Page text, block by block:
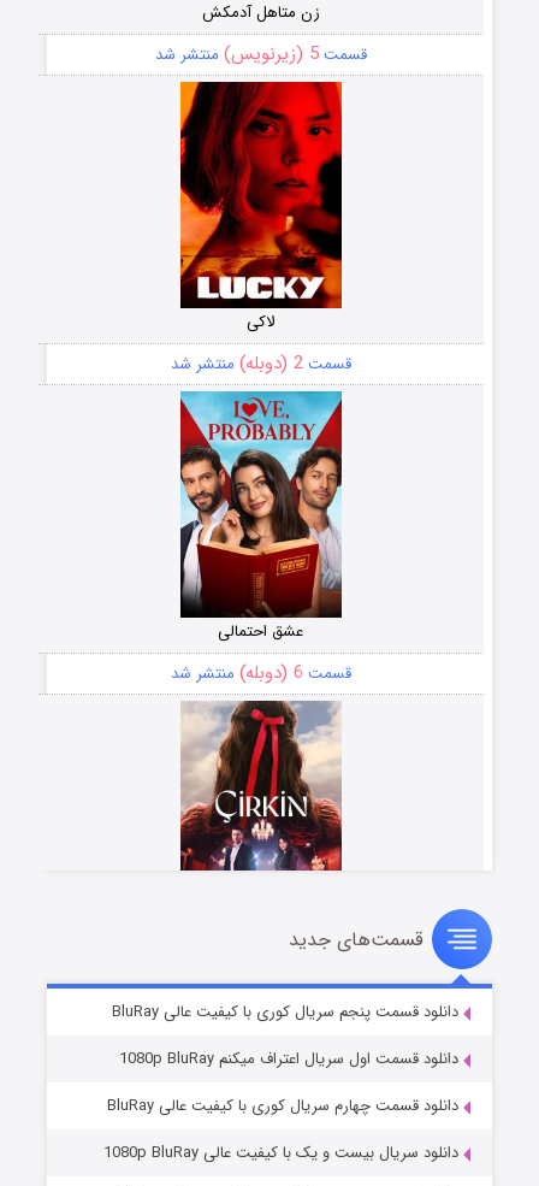
زن متاهل آدمکش
قسمت5 (زیرنویس) منتشر شد
لاکی
قسمت2 (دوبله) منتشر شد
عشق احتمالی
قسمت 6 (دوبله) منتشر شد
سریال زشت
قسمت5 (زیرنویس) منتشر شد
قسمت‌های جدید
دانلود قسمت پنجم سریال کوری با کیفیت عالی BluRay
دانلود قسمت اول سریال اعتراف میکنم 1080p BluRay
دانلود قسمت چهارم سریال کوری با کیفیت عالی BluRay
دانلود سریال بیست و یک با کیفیت عالی 1080p BluRay